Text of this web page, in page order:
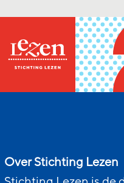
Over Stichting Lezen